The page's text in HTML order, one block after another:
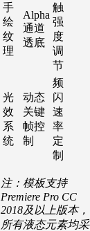
手
绘
纹
理
Alpha
通道
透底
触
强
度
调
节
光
效
系
统
动态
关键
帧控
制
频
闪
速
率
定
制
注：模板支持
Premiere Pro CC
2018及以上版本，
所有液态元素均采